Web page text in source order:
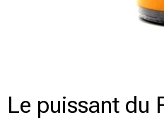
Le puissant du